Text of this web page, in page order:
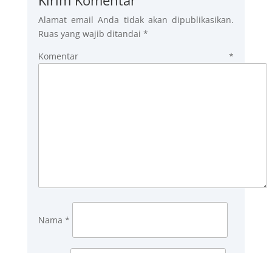
Alamat email Anda tidak akan dipublikasikan.
Ruas yang wajib ditandai *
Komentar*
Nama *